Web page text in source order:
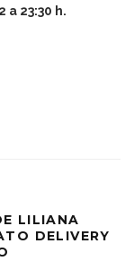
a 23:30 h.
LILIANA
DELIVERY